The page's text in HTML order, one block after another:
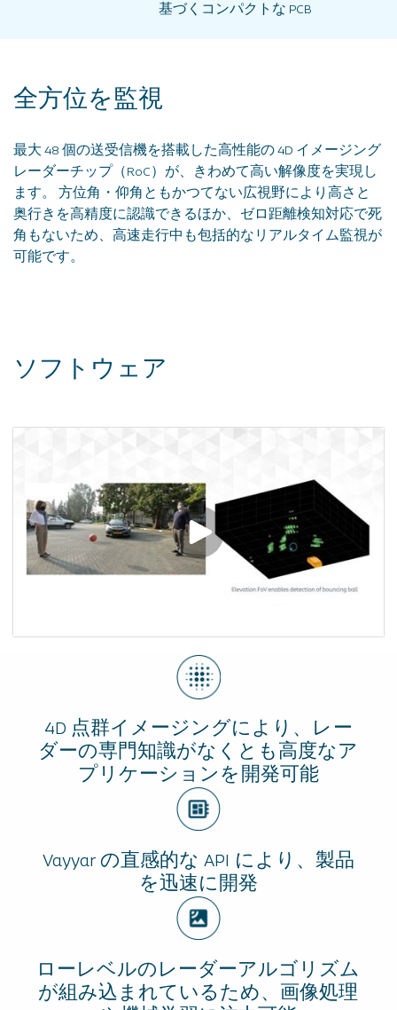
基づくコンパクトな PCB
全方位を監視
最大 48 個の送受信機を搭載した高性能の 4D イメージング
レーダーチップ（RoC）が、きわめて高い解像度を実現し
ます。 方位角・仰角ともかつてない広視野により高さと
奥行きを高精度に認識できるほか、ゼロ距離検知対応で死
角もないため、高速走行中も包括的なリアルタイム監視が
可能です。
ソフトウェア
4D 点群イメージングにより、レー
ダーの専門知識がなくとも高度なア
プリケーションを開発可能
Vayyar の直感的な API により、製品
を迅速に開発
ローレベルのレーダーアルゴリズム
が組み込まれているため、画像処理